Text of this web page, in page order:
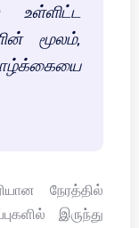
உள்ளிட்ட
மூலம்,
நேரத்தில்
இருந்து